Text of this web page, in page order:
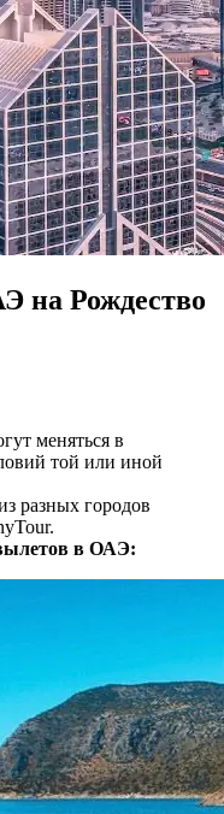
на Рождество
меняться в
той или иной
разных городов
в ОАЭ: